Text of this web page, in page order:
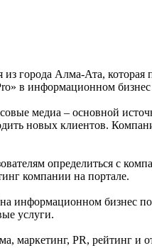
из города Алма-Ата,
в информационном
медиа – основной
новых клиентов.
определиться с
компании на портале.
информационном бизнес
услуги.
маркетинг, PR, рейтинг и